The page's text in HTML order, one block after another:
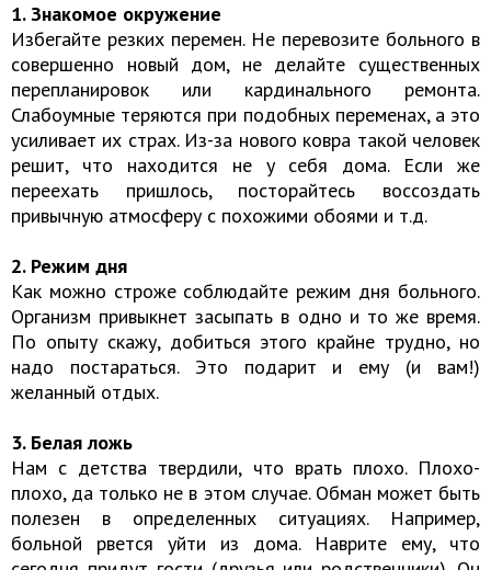
1. Знакомое окружение
Избегайте резких перемен. Не перевозите больного в
совершенно новый дом, не делайте существенных
перепланировок или кардинального ремонта.
Слабоумные теряются при подобных переменах, а это
усиливает их страх. Из-за нового ковра такой человек
решит, что находится не у себя дома. Если же
переехать пришлось, посторайтесь воссоздать
привычную атмосферу с похожими обоями и т.д.
2. Режим дня
Как можно строже соблюдайте режим дня больного.
Организм привыкнет засыпать в одно и то же время.
По опыту скажу, добиться этого крайне трудно, но
надо постараться. Это подарит и ему (и вам!)
желанный отдых.
3. Белая ложь
Нам с детства твердили, что врать плохо. Плохо-
плохо, да только не в этом случае. Обман может быть
полезен в определенных ситуациях. Например,
больной рвется уйти из дома. Наврите ему, что